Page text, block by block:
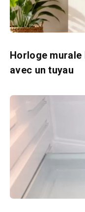
Horloge murale
avec un tuyau